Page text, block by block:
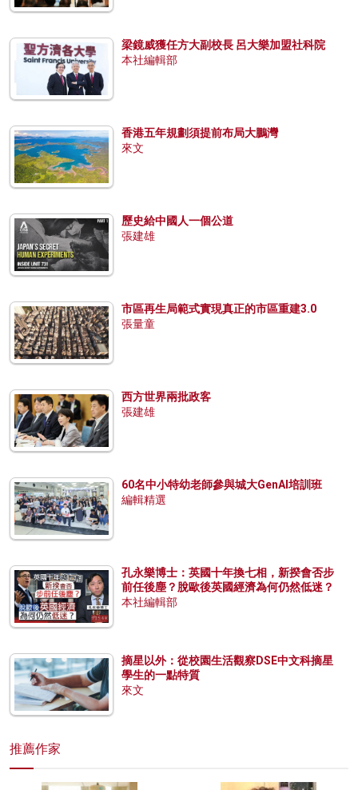
梁鏡威獲任方大副校長 呂大樂加盟社科院
本社編輯部
香港五年規劃須提前布局大鵬灣
來文
歷史給中國人一個公道
張建雄
市區再生局範式實現真正的市區重建3.0
張量童
西方世界兩批政客
張建雄
60名中小特幼老師參與城大GenAI培訓班
編輯精選
孔永樂博士：英國十年換七相，新揆會否步
前任後塵？脫歐後英國經濟為何仍然低迷？
本社編輯部
摘星以外：從校園生活觀察DSE中文科摘星
學生的一點特質
來文
推薦作家